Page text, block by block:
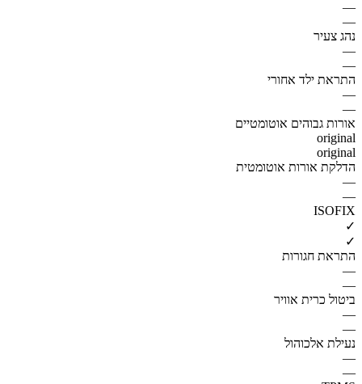
—
—
נהג צעיר
—
—
התראת ילד אחורי
—
—
אורות גבוהים אוטומטיים
original
original
הדלקת אורות אוטומטית
—
—
ISOFIX
✓
✓
התראת חגורות
—
—
ביטול כרית אוויר
—
—
נעילת אלכוהול
—
—